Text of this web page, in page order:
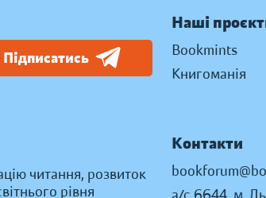
Підписатись
читання, розвиток
рівня
Наші
Bookmints
Книгоманія
Контакти